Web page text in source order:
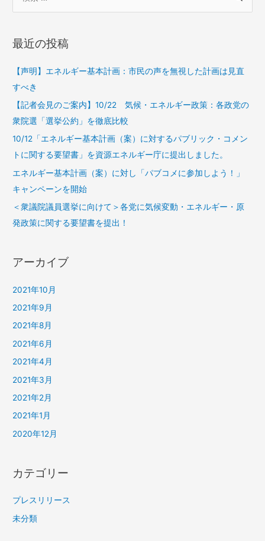
最近の投稿
【声明】エネルギー基本計画：市民の声を無視した計画は見直
すべき
【記者会見のご案内】10/22 気候・エネルギー政策：各政党の
衆院選「選挙公約」を徹底比較
10/12「エネルギー基本計画（案）に対するパブリック・コメン
トに関する要望書」を資源エネルギー庁に提出しました。
エネルギー基本計画（案）に対し「パブコメに参加しよう！」
キャンペーンを開始
＜衆議院議員選挙に向けて＞各党に気候変動・エネルギー・原
発政策に関する要望書を提出！
アーカイブ
2021年10月
2021年9月
2021年8月
2021年6月
2021年4月
2021年3月
2021年2月
2021年1月
2020年12月
カテゴリー
プレスリリース
未分類